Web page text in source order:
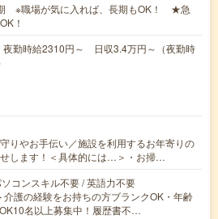
※職場が気に入れば、長期もOK！ ★急
！
勤時給2310円～ 日収3.4万円～（夜勤時
りやお手伝い／施設を利用するお年寄りの
します！＜具体的には…＞・お掃…
コンスキル不要 / 英語力不要
介護の経験をお持ちの方ブランクOK・年齢
名以上募集中！履歴書不…